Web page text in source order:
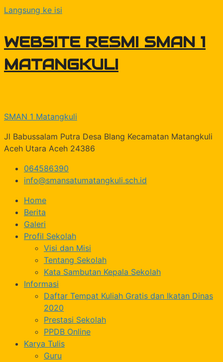
Langsung ke isi
WEBSITE RESMI SMAN 1
MATANGKULI
SMAN 1 Matangkuli
Jl Babussalam Putra Desa Blang Kecamatan Matangkuli
Aceh Utara Aceh 24386
064586390
info@smansatumatangkuli.sch.id
Home
Berita
Galeri
Profil Sekolah
Visi dan Misi
Tentang Sekolah
Kata Sambutan Kepala Sekolah
Informasi
Daftar Tempat Kuliah Gratis dan Ikatan Dinas
2020
Prestasi Sekolah
PPDB Online
Karya Tulis
Guru